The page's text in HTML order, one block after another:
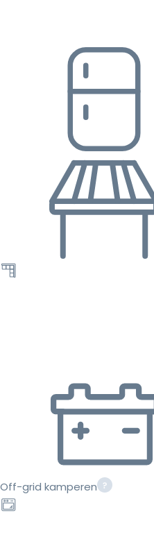
Off-grid kamperen